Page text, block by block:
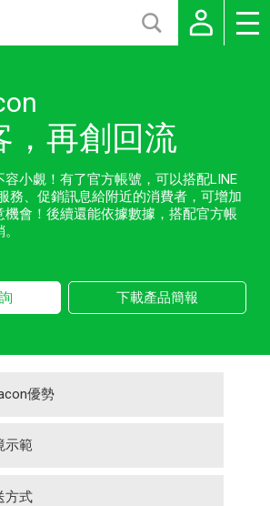
，再創回流
小覷！有了官方帳號，可以搭配LINE
務、促銷訊息給附近的消費者，可增加
會！後續還能依據數據，搭配官方帳
下載產品簡報
優勢
示範
方式